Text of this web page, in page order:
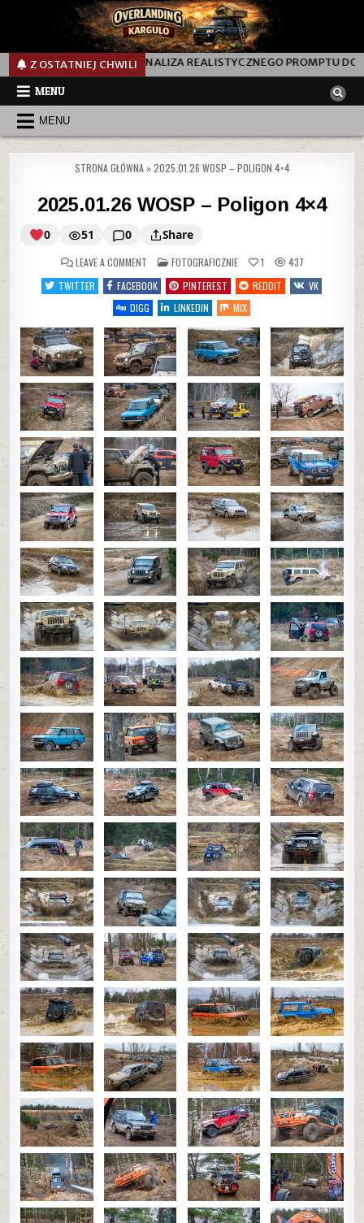
Z OSTATNIEJ CHWILI
PROMPT? ANALIZA REALISTYCZNEGO PROMPTU DO
MENU
MENU
STRONA GŁÓWNA»2025.01.26 WOSP – POLIGON 4×4
2025.01.26 WOSP – Poligon 4×4
0 51 0 Share
LEAVE A COMMENTON
2025.01.26
WOSP
–
Poligon
4×4
0
51
0
SHARE
POSTED
IN
FOTOGRAFICZNIE 1
437
TWITTER
FACEBOOK PINTEREST REDDIT
VK
DIGG
LINKEDIN MIX